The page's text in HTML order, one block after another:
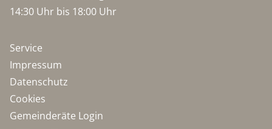
14:30 Uhr bis 18:00 Uhr
Service
Impressum
Datenschutz
Cookies
Gemeinderäte Login